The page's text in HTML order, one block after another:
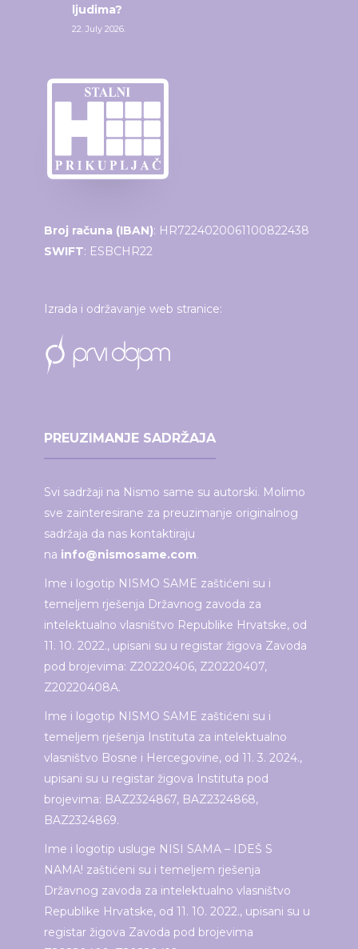
ljudima?
22. July 2026.
Broj računa (IBAN): HR7224020061100822438
SWIFT: ESBCHR22
Izrada i održavanje web stranice:
PREUZIMANJE SADRŽAJA
Svi sadržaji na Nismo same su autorski. Molimo
sve zainteresirane za preuzimanje originalnog
sadržaja da nas kontaktiraju
na info@nismosame.com.
Ime i logotip NISMO SAME zaštićeni su i
temeljem rješenja Državnog zavoda za
intelektualno vlasništvo Republike Hrvatske, od
11. 10. 2022., upisani su u registar žigova Zavoda
pod brojevima: Z20220406, Z20220407,
Z20220408A.
Ime i logotip NISMO SAME zaštićeni su i
temeljem rješenja Instituta za intelektualno
vlasništvo Bosne i Hercegovine, od 11. 3. 2024.,
upisani su u registar žigova Instituta pod
brojevima: BAZ2324867, BAZ2324868,
BAZ2324869.
Ime i logotip usluge NISI SAMA – IDEŠ S
NAMA! zaštićeni su i temeljem rješenja
Državnog zavoda za intelektualno vlasništvo
Republike Hrvatske, od 11. 10. 2022., upisani su u
registar žigova Zavoda pod brojevima